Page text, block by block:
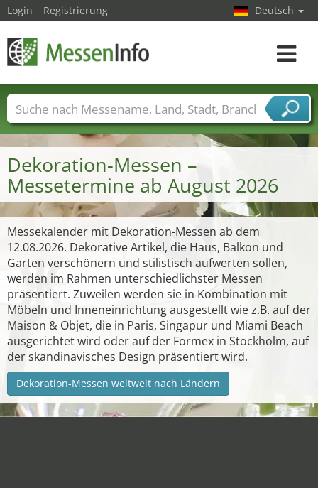
Dekoration-Messen –
Messetermine ab August 2026
Messekalender mit Dekoration-Messen ab dem
12.08.2026. Dekorative Artikel, die Haus, Balkon und
Garten verschönern und stilistisch aufwerten sollen,
werden im Rahmen unterschiedlichster Messen
präsentiert. Zuweilen werden sie in Kombination mit
Möbeln und Inneneinrichtung ausgestellt wie z.B. auf der
Maison & Objet, die in Paris, Singapur und Miami Beach
ausgerichtet wird oder auf der Formex in Stockholm, auf
der skandinavisches Design präsentiert wird.
Dekoration-Messen weltweit nach Ländern
Login Registrierung Deutsch
Toggle
Messenamen Länder Städte
Branchen
Dienstleisterbranchen